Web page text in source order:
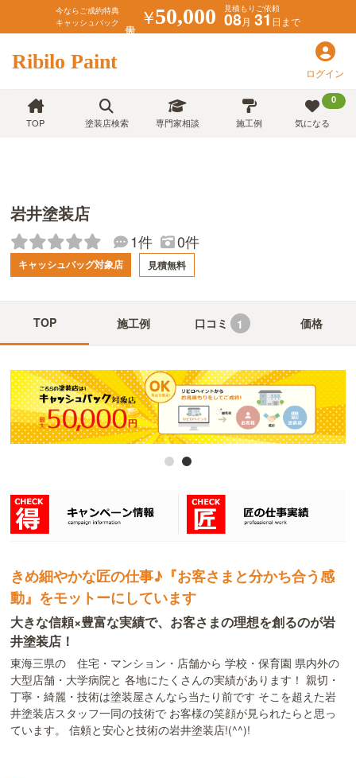
今ならご成約特典
キャッシュバック
￥50,000 見積もりご依頼
08月 31日まで
Ribilo Paint ログイン
TOP 塗装店検索 専門家相談 施工例
0
気になる
岩井塗装店
1件 0件
キャッシュバッグ対象店 見積無料
TOP 施工例 口コミ 1 価格
きめ細やかな匠の仕事♪『お客さまと分かち合う感
動』をモットーにしています
大きな信頼×豊富な実績で、お客さまの理想を創るのが岩
井塗装店！
東海三県の 住宅・マンション・店舗から 学校・保育園 県内外の
大型店舗・大学病院と 各地にたくさんの実績があります！ 親切・
丁寧・綺麗・技術は塗装屋さんなら当たり前です そこを超えた岩
井塗装店スタッフ一同の技術で お客様の笑顔が見られたらと思っ
ています。 信頼と安心と技術の岩井塗装店!(^^)!